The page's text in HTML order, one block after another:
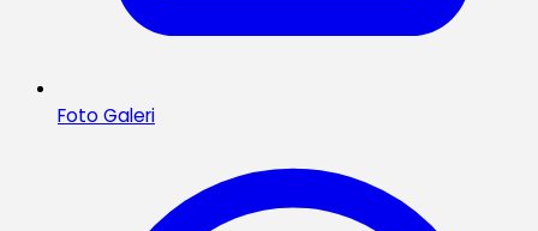
Foto Galeri